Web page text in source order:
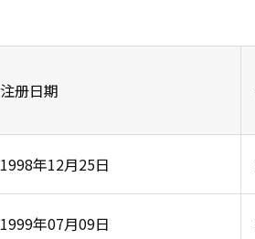
注册日期
1998年12月25日
1999年07月09日